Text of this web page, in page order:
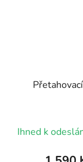
Ihned k